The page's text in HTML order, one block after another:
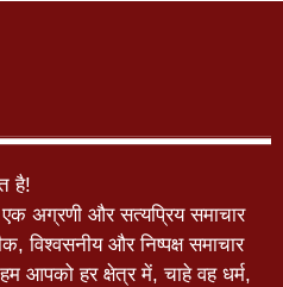
है!
अग्रणी और सत्यप्रिय समाचार
विश्वसनीय और निष्पक्ष समाचार
आपको हर क्षेत्र में, चाहे वह धर्म,